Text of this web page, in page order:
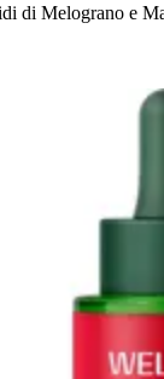
di Melograno e